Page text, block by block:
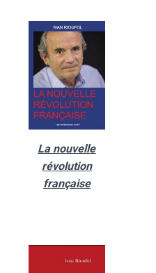
La nouvelle
révolution
française